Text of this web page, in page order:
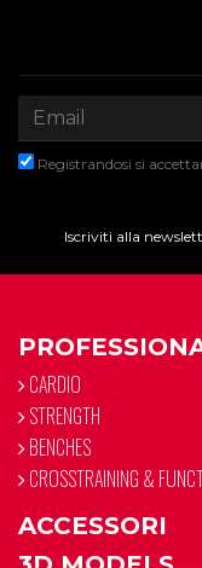
Registrandosi si
Iscriviti alla
CARDIO
STRENGTH
BENCHES
CROSSTRAINING &
ACCESSORI